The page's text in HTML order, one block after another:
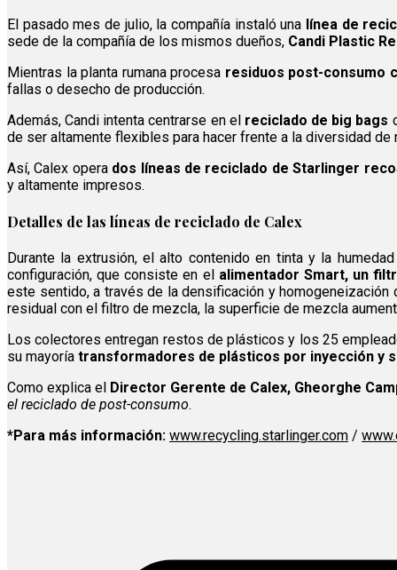
El pasado mes de julio, la compañía instaló una línea de
sede de la compañía de los mismos dueños, Candi Plastic
Mientras la planta rumana procesa residuos post-consumo
fallas o desecho de producción.
Además, Candi intenta centrarse en el reciclado de big bags
de ser altamente flexibles para hacer frente a la diversidad
Así, Calex opera dos líneas de reciclado de Starlinger
y altamente impresos.
Detalles de las líneas de reciclado de Calex
Durante la extrusión, el alto contenido en tinta y la
configuración, que consiste en el alimentador Smart, un
este sentido, a través de la densificación y
residual con el filtro de mezcla, la superficie de mezcla
Los colectores entregan restos de plásticos y los 25
su mayoría transformadores de plásticos por inyección y
Como explica el Director Gerente de Calex, Gheorghe
el reciclado de post-consumo.
*Para más información: www.recycling.starlinger.com /